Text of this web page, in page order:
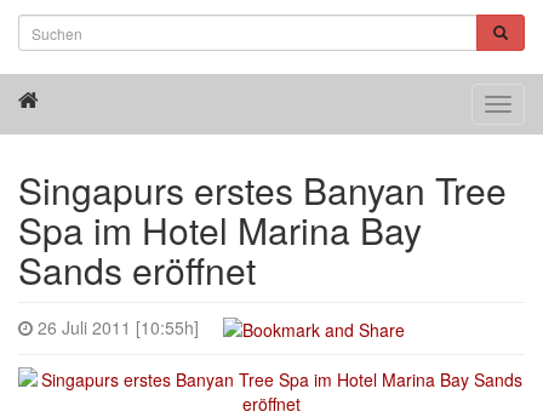
Singapurs erstes Banyan Tree
Spa im Hotel Marina Bay
Sands eröffnet
26 Juli 2011 [10:55h]